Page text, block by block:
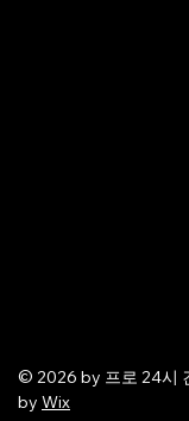
© 2026 by 프로 24시
by Wix